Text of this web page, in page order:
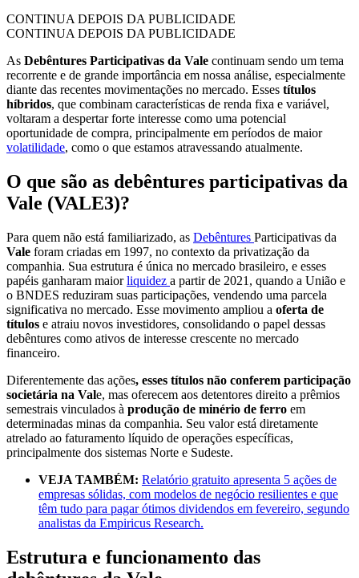
CONTINUA DEPOIS DA PUBLICIDADE
CONTINUA DEPOIS DA PUBLICIDADE
As Debêntures Participativas da Vale continuam sendo um tema
recorrente e de grande importância em nossa análise, especialmente
diante das recentes movimentações no mercado. Esses títulos
híbridos, que combinam características de renda fixa e variável,
voltaram a despertar forte interesse como uma potencial
oportunidade de compra, principalmente em períodos de maior
volatilidade, como o que estamos atravessando atualmente.
O que são as debêntures participativas da
Vale (VALE3)?
Para quem não está familiarizado, as Debêntures Participativas da
Vale foram criadas em 1997, no contexto da privatização da
companhia. Sua estrutura é única no mercado brasileiro, e esses
papéis ganharam maiorliquidez a partir de 2021, quando a União e
o BNDES reduziram suas participações, vendendo uma parcela
significativa no mercado. Esse movimento ampliou a oferta de
títulos e atraiu novos investidores, consolidando o papel dessas
debêntures como ativos de interesse crescente no mercado
financeiro.
Diferentemente das ações, esses títulos não conferem participação
societária na Vale, mas oferecem aos detentores direito a prêmios
semestrais vinculados à produção de minério de ferro em
determinadas minas da companhia. Seu valor está diretamente
atrelado ao faturamento líquido de operações específicas,
principalmente dos sistemas Norte e Sudeste.
VEJA TAMBÉM: Relatório gratuito apresenta 5 ações de
empresas sólidas, com modelos de negócio resilientes e que
têm tudo para pagar ótimos dividendos em fevereiro, segundo
analistas da Empiricus Research.
Estrutura e funcionamento das